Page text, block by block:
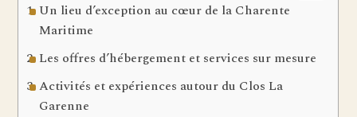
Un lieu d’exception au cœur de la Charente
Maritime
Les offres d’hébergement et services sur mesure
Activités et expériences autour du Clos La
Garenne